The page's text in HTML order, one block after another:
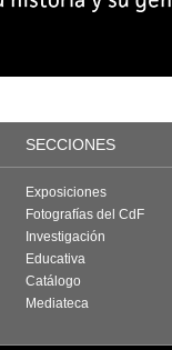
SECCIONES
Exposiciones
Fotografías del CdF
Investigación
Educativa
Catálogo
Mediateca